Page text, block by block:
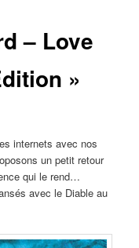
– Love
»
internets avec nos
un petit retour
qui le rend…
avec le Diable au